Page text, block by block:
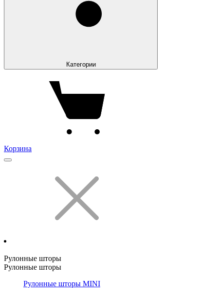
Категории
Корзина
Рулонные шторы
Рулонные шторы
Рулонные шторы MINI